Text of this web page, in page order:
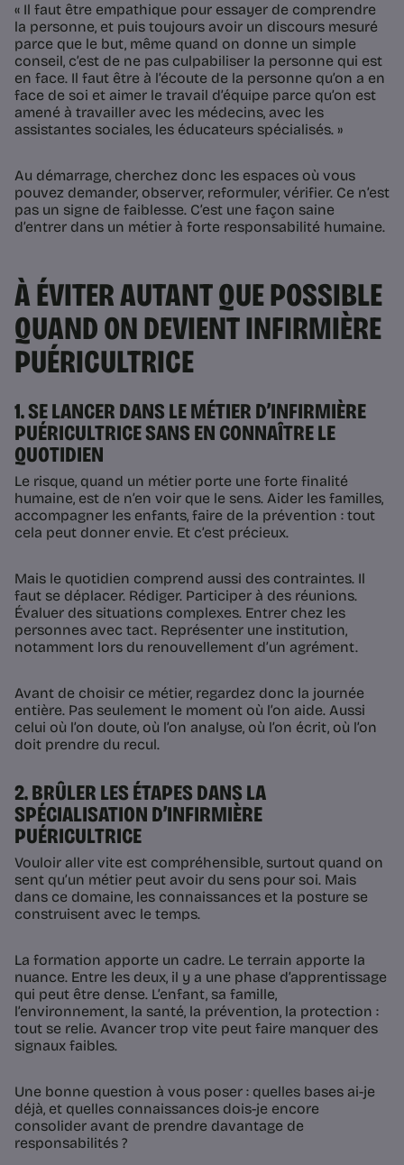
« Il faut être empathique pour essayer de comprendre
la personne, et puis toujours avoir un discours mesuré
parce que le but, même quand on donne un simple
conseil, c’est de ne pas culpabiliser la personne qui est
en face. Il faut être à l’écoute de la personne qu’on a en
face de soi et aimer le travail d’équipe parce qu’on est
amené à travailler avec les médecins, avec les
assistantes sociales, les éducateurs spécialisés. »
Au démarrage, cherchez donc les espaces où vous
pouvez demander, observer, reformuler, vérifier. Ce n’est
pas un signe de faiblesse. C’est une façon saine
d’entrer dans un métier à forte responsabilité humaine.
À ÉVITER AUTANT QUE POSSIBLE
QUAND ON DEVIENT INFIRMIÈRE
PUÉRICULTRICE
1. SE LANCER DANS LE MÉTIER D’INFIRMIÈRE
PUÉRICULTRICE SANS EN CONNAÎTRE LE
QUOTIDIEN
Le risque, quand un métier porte une forte finalité
humaine, est de n’en voir que le sens. Aider les familles,
accompagner les enfants, faire de la prévention : tout
cela peut donner envie. Et c’est précieux.
Mais le quotidien comprend aussi des contraintes. Il
faut se déplacer. Rédiger. Participer à des réunions.
Évaluer des situations complexes. Entrer chez les
personnes avec tact. Représenter une institution,
notamment lors du renouvellement d’un agrément.
Avant de choisir ce métier, regardez donc la journée
entière. Pas seulement le moment où l’on aide. Aussi
celui où l’on doute, où l’on analyse, où l’on écrit, où l’on
doit prendre du recul.
2. BRÛLER LES ÉTAPES DANS LA
SPÉCIALISATION D’INFIRMIÈRE
PUÉRICULTRICE
Vouloir aller vite est compréhensible, surtout quand on
sent qu’un métier peut avoir du sens pour soi. Mais
dans ce domaine, les connaissances et la posture se
construisent avec le temps.
La formation apporte un cadre. Le terrain apporte la
nuance. Entre les deux, il y a une phase d’apprentissage
qui peut être dense. L’enfant, sa famille,
l’environnement, la santé, la prévention, la protection :
tout se relie. Avancer trop vite peut faire manquer des
signaux faibles.
Une bonne question à vous poser : quelles bases ai-je
déjà, et quelles connaissances dois-je encore
consolider avant de prendre davantage de
responsabilités ?